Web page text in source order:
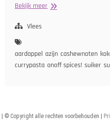
Bekijk meerThais
Zoetzure
Komkommer
Vlees
aardappel azijn cashewnoten
currypasta onoff spices! suiker
| © Copyright alle rechten voorbehouden |